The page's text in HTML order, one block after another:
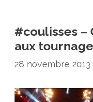
#coulisses –
aux
28 novembre 2013